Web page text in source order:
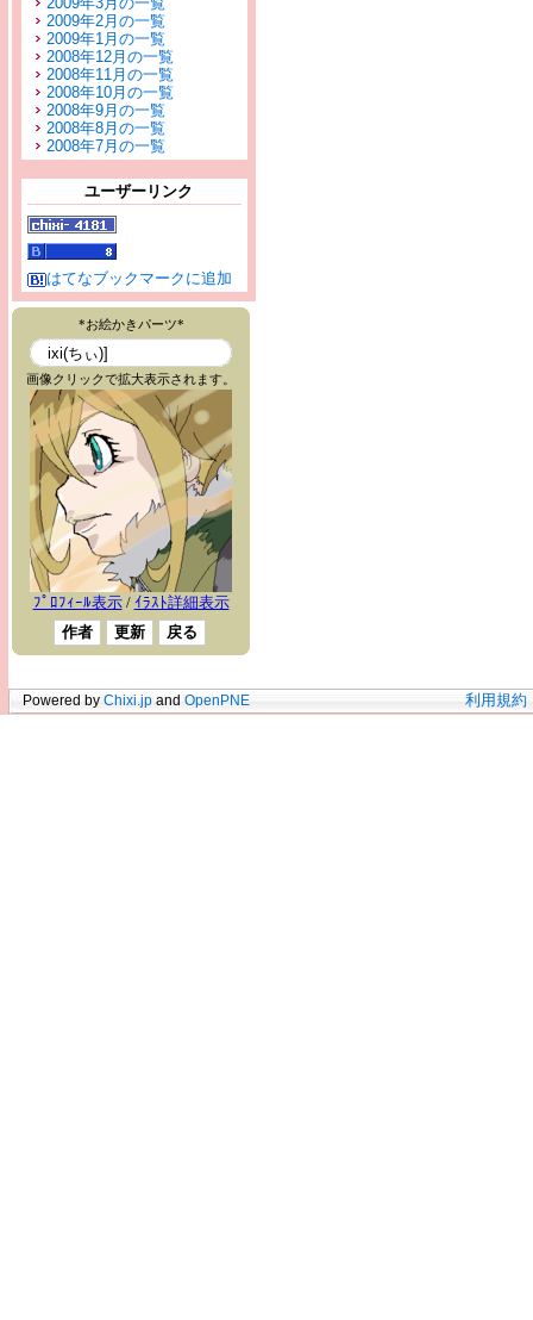
2009年2月の一覧
2009年1月の一覧
2008年12月の一覧
2008年11月の一覧
2008年10月の一覧
2008年9月の一覧
2008年8月の一覧
2008年7月の一覧
ユーザーリンク
はてなブックマークに追加
Powered by Chixi.jp and OpenPNE 利用規約